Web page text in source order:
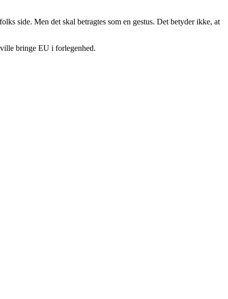
side. Men det skal betragtes som en gestus. Det betyder ikke, at
bringe EU i forlegenhed.